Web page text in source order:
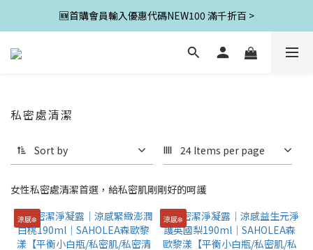
🆕首購會員輸入優惠代碼NEW100 滿千折百 >
私密處清潔
Sort by 24 Items per page
女性私密處清潔首選，給私密肌剛剛好的呵護
涼感❄️ 涼感❄️